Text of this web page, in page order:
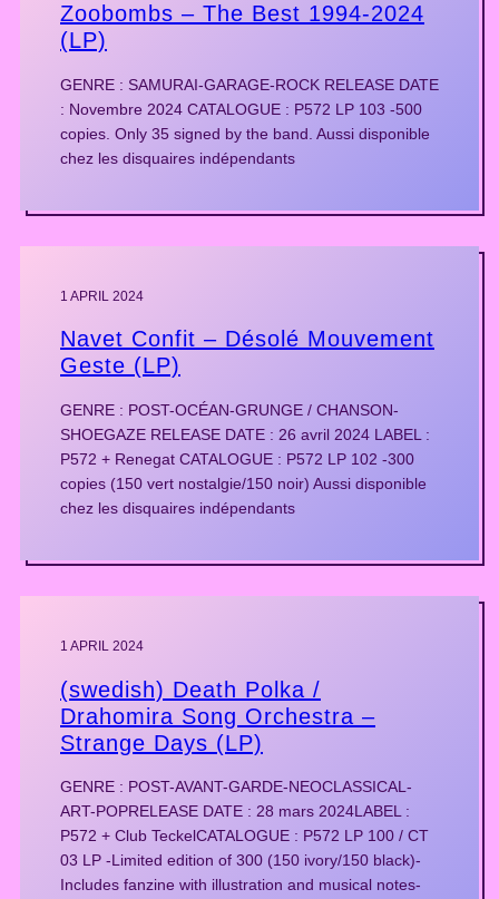
Zoobombs – The Best 1994-2024
(LP)
GENRE : SAMURAI-GARAGE-ROCK RELEASE DATE
: Novembre 2024 CATALOGUE : P572 LP 103 -500
copies. Only 35 signed by the band. Aussi disponible
chez les disquaires indépendants
1 APRIL 2024
Navet Confit – Désolé Mouvement
Geste (LP)
GENRE : POST-OCÉAN-GRUNGE / CHANSON-
SHOEGAZE RELEASE DATE : 26 avril 2024 LABEL :
P572 + Renegat CATALOGUE : P572 LP 102 -300
copies (150 vert nostalgie/150 noir) Aussi disponible
chez les disquaires indépendants
1 APRIL 2024
(swedish) Death Polka /
Drahomira Song Orchestra –
Strange Days (LP)
GENRE : POST-AVANT-GARDE-NEOCLASSICAL-
ART-POPRELEASE DATE : 28 mars 2024LABEL :
P572 + Club TeckelCATALOGUE : P572 LP 100 / CT
03 LP -Limited edition of 300 (150 ivory/150 black)-
Includes fanzine with illustration and musical notes-